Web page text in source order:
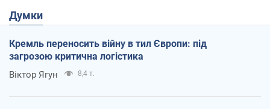
Думки
Кремль переносить війну в тил Європи: під
загрозою критична логістика
Віктор Ягун 8,4 т.